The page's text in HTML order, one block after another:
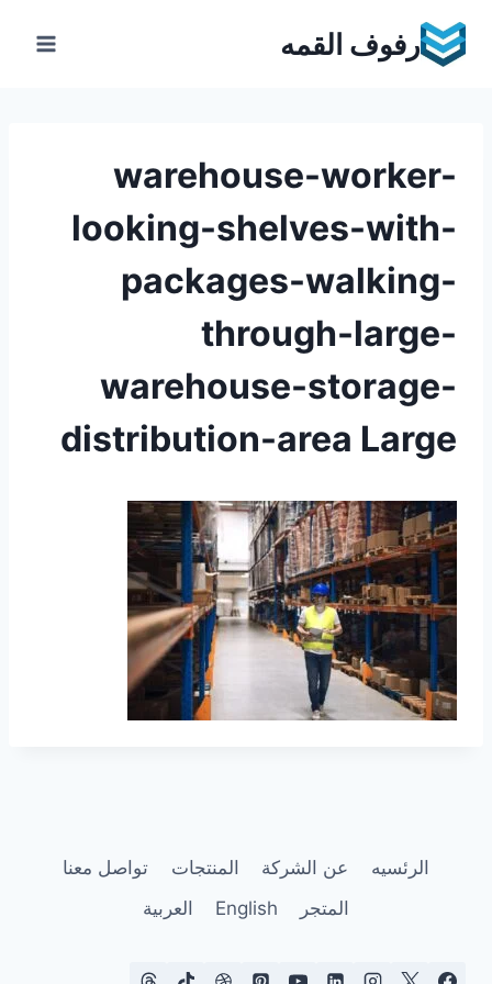
content
رفوف القمه
warehouse-worker-
looking-shelves-with-
packages-walking-
through-large-
warehouse-storage-
distribution-area Large
الرئسيه عن الشركة المنتجات
تواصل معنا
المتجر
English العربية